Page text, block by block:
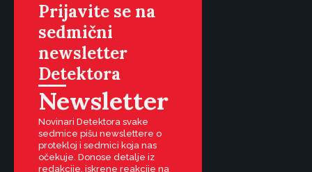
Prijavite se na
sedmični
newsletter
Detektora
Newsletter
Novinari Detektora svake
sedmice pišu newslettere o
protekloj i sedmici koja nas
očekuje. Donose detalje iz
redakcije, iskrene reakcije na